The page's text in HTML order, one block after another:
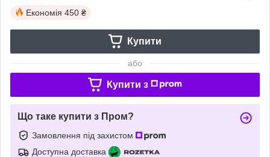
Економія 450 ₴
Купити
або
Купити з
Що таке купити з Пром?
Замовлення під захистом
Доступна доставка